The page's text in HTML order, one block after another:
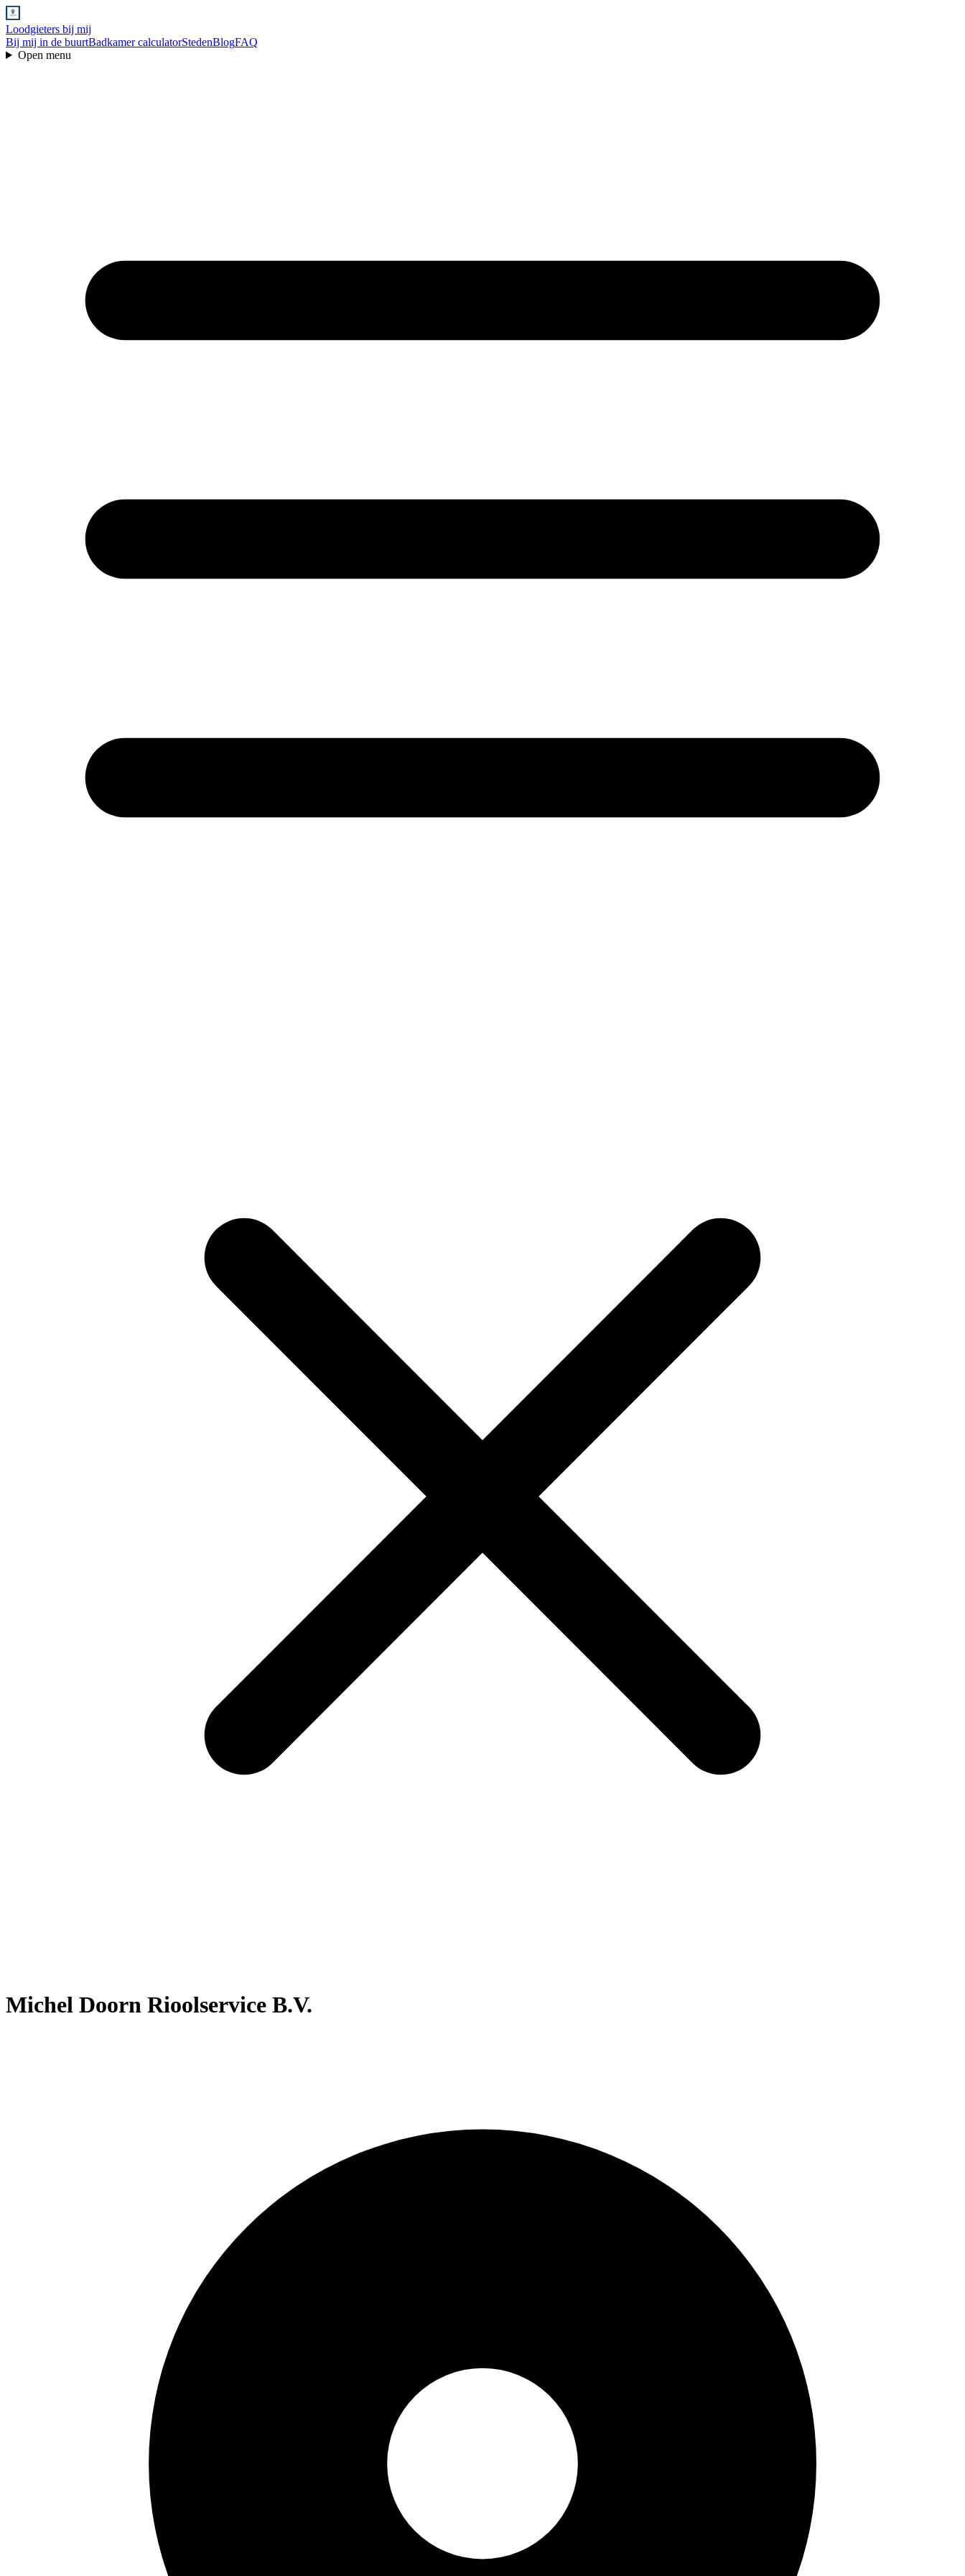
Loodgieters bij mij
Bij mij in de buurtBadkamer calculatorStedenBlogFAQ
Open menu
Michel Doorn Rioolservice B.V.